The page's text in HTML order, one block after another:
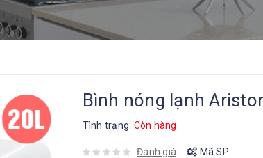
Bình nóng lạnh
Tình trạng: Còn hàng
Đánh giá Mã SP: